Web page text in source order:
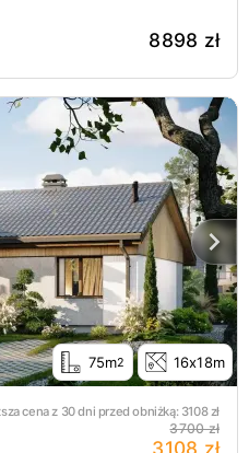
8898 zł
75m2 16x18m
cena z 30 dni przed obniżką: 3108zł
3700 zł
3108 zł